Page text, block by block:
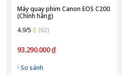
Máy quay phim Canon EOS C200
(Chính hãng)
4.9/5
(62)
93.290.000 ₫
So sánh